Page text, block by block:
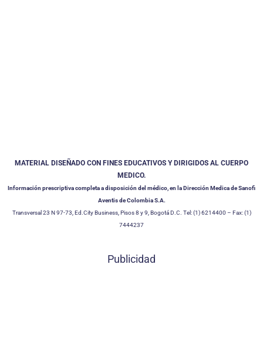
MATERIAL DISEÑADO CON FINES EDUCATIVOS Y DIRIGIDOS AL CUERPO
MEDICO.
Información prescriptiva completa a disposición del médico, en la Dirección Medica de Sanofi
Aventis de Colombia S.A.
Transversal 23 N 97-73, Ed.City Business, Pisos 8 y 9, Bogotá D.C. Tel: (1) 6214400 – Fax: (1)
7444237
Publicidad